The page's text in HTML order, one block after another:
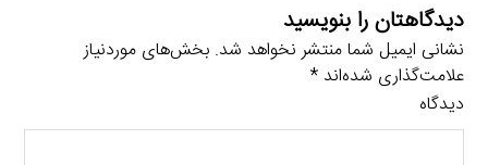
دیدگاهتان را بنویسید
نشانی ایمیل شما منتشر نخواهد شد. بخش‌های موردنیاز
علامت‌گذاری شده‌اند*
دیدگاه